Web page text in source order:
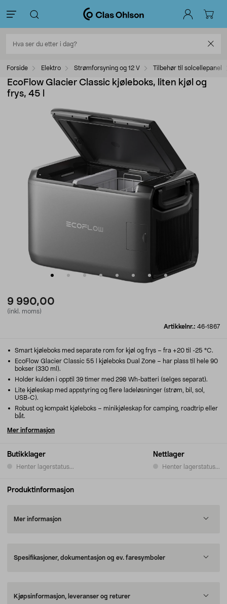
Forside Elektro Strømforsyning og 12 V Tilbehør til solcellepanel
EcoFlow Glacier Classic kjøleboks, liten kjøl og
frys, 45 l
9 990,00
(inkl. moms)
Artikkelnr.: 46-1867
Butikklager
Henter lagerstatus...
Nettlager
Henter lagerstatus...
Smart kjøleboks med separate rom for kjøl og frys – fra +20 til -25 °C.
EcoFlow Glacier Classic 55 l kjøleboks Dual Zone – har plass til hele 90
bokser (330 ml).
Holder kulden i opptil 39 timer med 298 Wh-batteri (selges separat).
Lite kjøleskap med appstyring og flere ladeløsninger (strøm, bil, sol,
USB-C).
Robust og kompakt kjøleboks – minikjøleskap for camping, roadtrip eller
båt.
Mer informasjon
Produktinformasjon
Mer informasjon
Spesifikasjoner, dokumentasjon og ev. faresymboler
Kjøpsinformasjon, leveranser og returer